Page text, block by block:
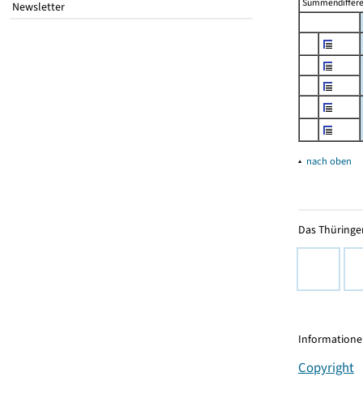
Newsletter
▴ nach oben
Das
Copyright